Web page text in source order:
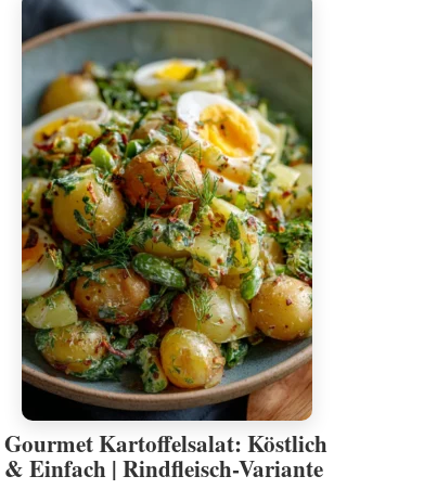
Gourmet Kartoffelsalat: Köstlich
& Einfach | Rindfleisch-Variante